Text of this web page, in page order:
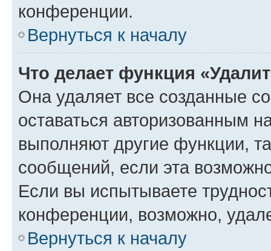
конференции.
Вернуться к началу
Что делает функция
Она удаляет все созданные
оставаться авторизованным
выполняют другие функции,
сообщений, если эта
Если вы испытываете
конференции, возможно,
Вернуться к началу